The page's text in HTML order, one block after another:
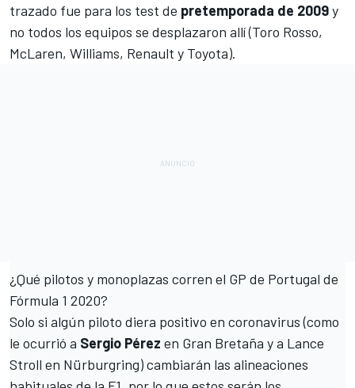
trazado fue para los test de pretemporada de 2009y
no todos los equipos se desplazaron allí (Toro Rosso,
McLaren, Williams, Renault y Toyota).
¿Qué pilotos y monoplazas corren el GP de Portugal de
Fórmula 1 2020?
Solo si algún piloto diera positivo en coronavirus (como
le ocurrió a Sergio Pérez en Gran Bretaña y a Lance
Stroll en Nürburgring) cambiarán las alineaciones